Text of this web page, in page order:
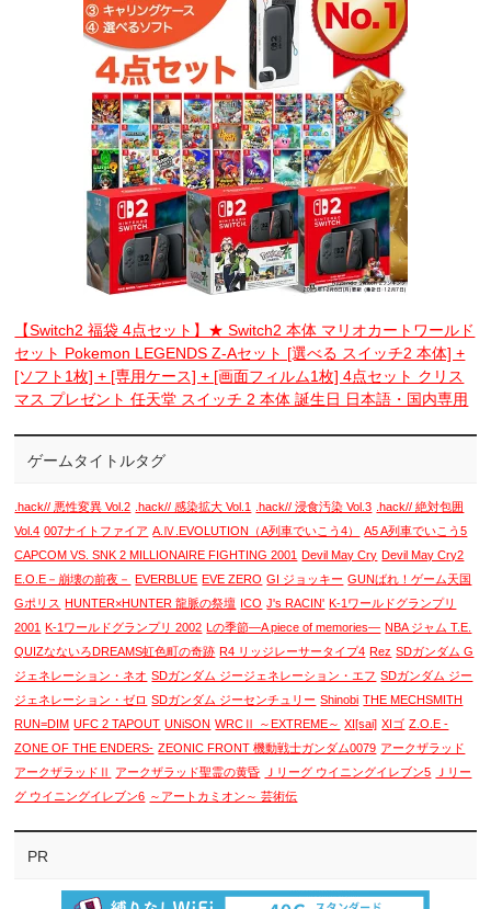
【Switch2 福袋 4点セット】★ Switch2 本体 マリオカートワールド
セット Pokemon LEGENDS Z-Aセット [選べる スイッチ2 本体] +
[ソフト1枚] + [専用ケース] + [画面フィルム1枚] 4点セット クリス
マス プレゼント 任天堂 スイッチ 2 本体 誕生日 日本語・国内専用
ゲームタイトルタグ
.hack// 悪性変異 Vol.2 .hack// 感染拡大 Vol.1 .hack// 浸食汚染 Vol.3 .hack// 絶対包囲
Vol.4 007ナイトファイア A.Ⅳ.EVOLUTION（A列車でいこう4）
A5 A列車でいこう5
CAPCOM VS. SNK 2 MILLIONAIRE FIGHTING 2001 Devil May Cry Devil May Cry2
E.O.E－崩壊の前夜－
EVERBLUE EVE ZERO GI ジョッキー GUNばれ！ゲーム天国
Gポリス HUNTER×HUNTER 龍脈の祭壇 ICO J's RACIN' K-1ワールドグランプリ
2001 K-1ワールドグランプリ 2002 Lの季節―A piece of memories― NBA ジャム T.E.
QUIZなないろDREAMS虹色町の奇跡 R4 リッジレーサータイプ4 Rez SDガンダム G
ジェネレーション・ネオ SDガンダム ジージェネレーション・エフ SDガンダム ジー
ジェネレーション・ゼロ SDガンダム ジーセンチュリー Shinobi THE MECHSMITH
RUN=DIM UFC 2 TAPOUT UNiSON WRCⅡ ～EXTREME～ XI[sai] XIゴ Z.O.E -
ZONE OF THE ENDERS- ZEONIC FRONT 機動戦士ガンダム0079 アークザラッド
アークザラッドⅡ
アークザラッド聖霊の黄昏 Ｊリーグ ウイニングイレブン5
Ｊリー
グ ウイニングイレブン6 ～アートカミオン～ 芸術伝
PR